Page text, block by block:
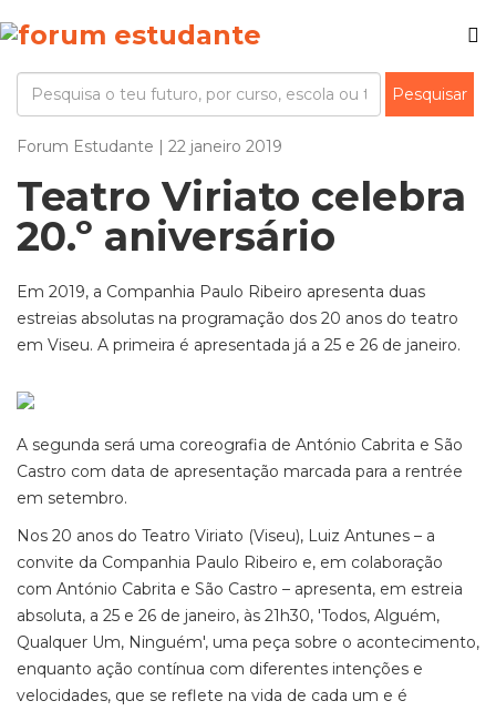
Forum Estudante | 22 janeiro 2019
Teatro Viriato celebra
20.º aniversário
Em 2019, a Companhia Paulo Ribeiro apresenta duas
estreias absolutas na programação dos 20 anos do teatro
em Viseu. A primeira é apresentada já a 25 e 26 de janeiro.
A segunda será uma coreografia de António Cabrita e São
Castro com data de apresentação marcada para a rentrée
em setembro.
Nos 20 anos do Teatro Viriato (Viseu), Luiz Antunes – a
convite da Companhia Paulo Ribeiro e, em colaboração
com António Cabrita e São Castro – apresenta, em estreia
absoluta, a 25 e 26 de janeiro, às 21h30, 'Todos, Alguém,
Qualquer Um, Ninguém', uma peça sobre o acontecimento,
enquanto ação contínua com diferentes intenções e
velocidades, que se reflete na vida de cada um e é